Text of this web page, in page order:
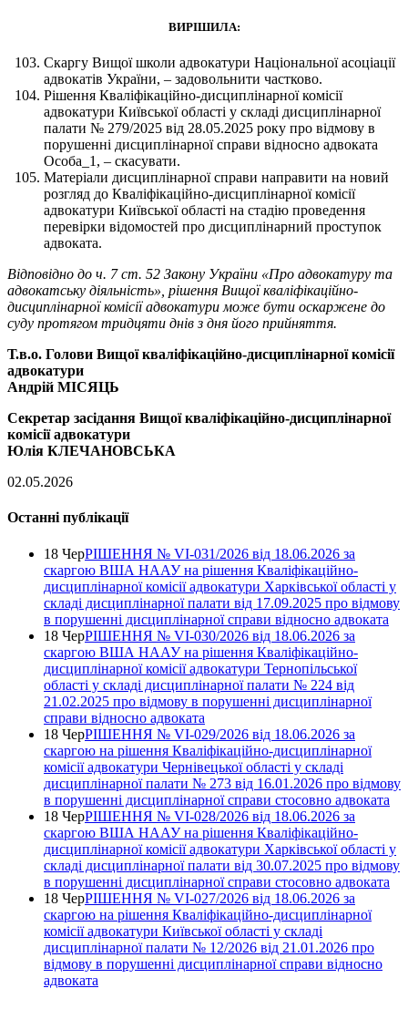
ВИРІШИЛА:
Скаргу Вищої школи адвокатури Національної асоціації
адвокатів України, – задовольнити частково.
Рішення Кваліфікаційно-дисциплінарної комісії
адвокатури Київської області у складі дисциплінарної
палати № 279/2025 від 28.05.2025 року про відмову в
порушенні дисциплінарної справи відносно адвоката
Особа_1, – скасувати.
Матеріали дисциплінарної справи направити на новий
розгляд до Кваліфікаційно-дисциплінарної комісії
адвокатури Київської області на стадію проведення
перевірки відомостей про дисциплінарний проступок
адвоката.
Відповідно до ч. 7 ст. 52 Закону України «Про адвокатуру та
адвокатську діяльність», рішення Вищої кваліфікаційно-
дисциплінарної комісії адвокатури може бути оскаржене до
суду протягом тридцяти днів з дня його прийняття.
Т.в.о. Голови Вищої кваліфікаційно-дисциплінарної комісії
адвокатури
Андрій МІСЯЦЬ
Секретар засідання Вищої кваліфікаційно-дисциплінарної
комісії адвокатури
Юлія КЛЕЧАНОВСЬКА
02.05.2026
Останні публікації
18 ЧерРІШЕННЯ № VІ-031/2026 від 18.06.2026 за
скаргою ВША НААУ на рішення Кваліфікаційно-
дисциплінарної комісії адвокатури Харківської області у
складі дисциплінарної палати від 17.09.2025 про відмову
в порушенні дисциплінарної справи відносно адвоката
18 ЧерРІШЕННЯ № VІ-030/2026 від 18.06.2026 за
скаргою ВША НААУ на рішення Кваліфікаційно-
дисциплінарної комісії адвокатури Тернопільської
області у складі дисциплінарної палати № 224 від
21.02.2025 про відмову в порушенні дисциплінарної
справи відносно адвоката
18 ЧерРІШЕННЯ № VІ-029/2026 від 18.06.2026 за
скаргою на рішення Кваліфікаційно-дисциплінарної
комісії адвокатури Чернівецької області у складі
дисциплінарної палати № 273 від 16.01.2026 про відмову
в порушенні дисциплінарної справи стосовно адвоката
18 ЧерРІШЕННЯ № VІ-028/2026 від 18.06.2026 за
скаргою ВША НААУ на рішення Кваліфікаційно-
дисциплінарної комісії адвокатури Харківської області у
складі дисциплінарної палати від 30.07.2025 про відмову
в порушенні дисциплінарної справи стосовно адвоката
18 ЧерРІШЕННЯ № VІ-027/2026 від 18.06.2026 за
скаргою на рішення Кваліфікаційно-дисциплінарної
комісії адвокатури Київської області у складі
дисциплінарної палати № 12/2026 від 21.01.2026 про
відмову в порушенні дисциплінарної справи відносно
адвоката